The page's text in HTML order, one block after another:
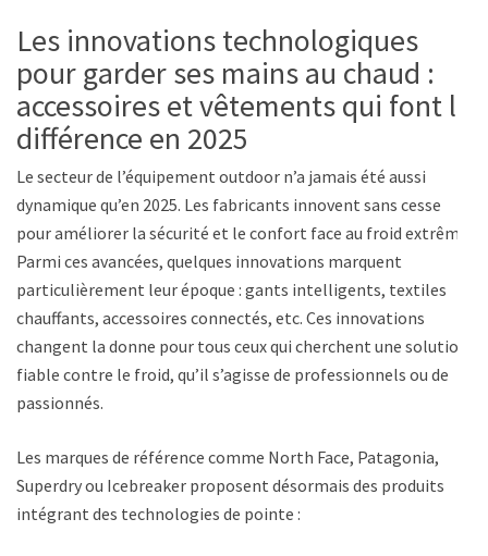
Les innovations technologiques
pour garder ses mains au chaud :
accessoires et vêtements qui font la
différence en 2025
Le secteur de l’équipement outdoor n’a jamais été aussi
dynamique qu’en 2025. Les fabricants innovent sans cesse
pour améliorer la sécurité et le confort face au froid extrême.
Parmi ces avancées, quelques innovations marquent
particulièrement leur époque : gants intelligents, textiles
chauffants, accessoires connectés, etc. Ces innovations
changent la donne pour tous ceux qui cherchent une solution
fiable contre le froid, qu’il s’agisse de professionnels ou de
passionnés.
Les marques de référence comme North Face, Patagonia,
Superdry ou Icebreaker proposent désormais des produits
intégrant des technologies de pointe :